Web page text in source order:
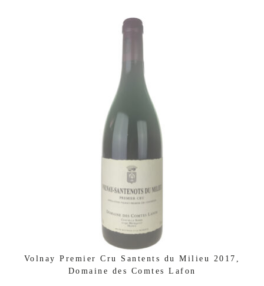
Volnay Premier Cru Santents du Milieu 2017,
Domaine des Comtes Lafon